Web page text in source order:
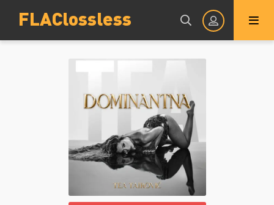
FLAClossless
Авторизация
ВОЙТИ НА САЙТ